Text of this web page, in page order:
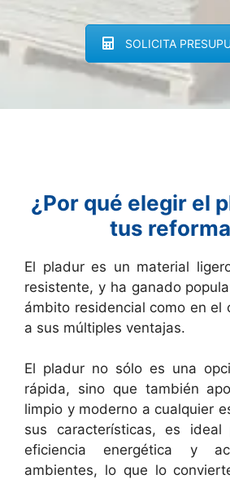
SOLICITA
¿Por qué elegir el
tus
El pladur es un material
resistente, y ha ganado
ámbito residencial como en el
a sus múltiples ventajas.
El pladur no sólo es una
rápida, sino que también
limpio y moderno a cualquier
sus características, es ideal
eficiencia energética y
ambientes, lo que lo